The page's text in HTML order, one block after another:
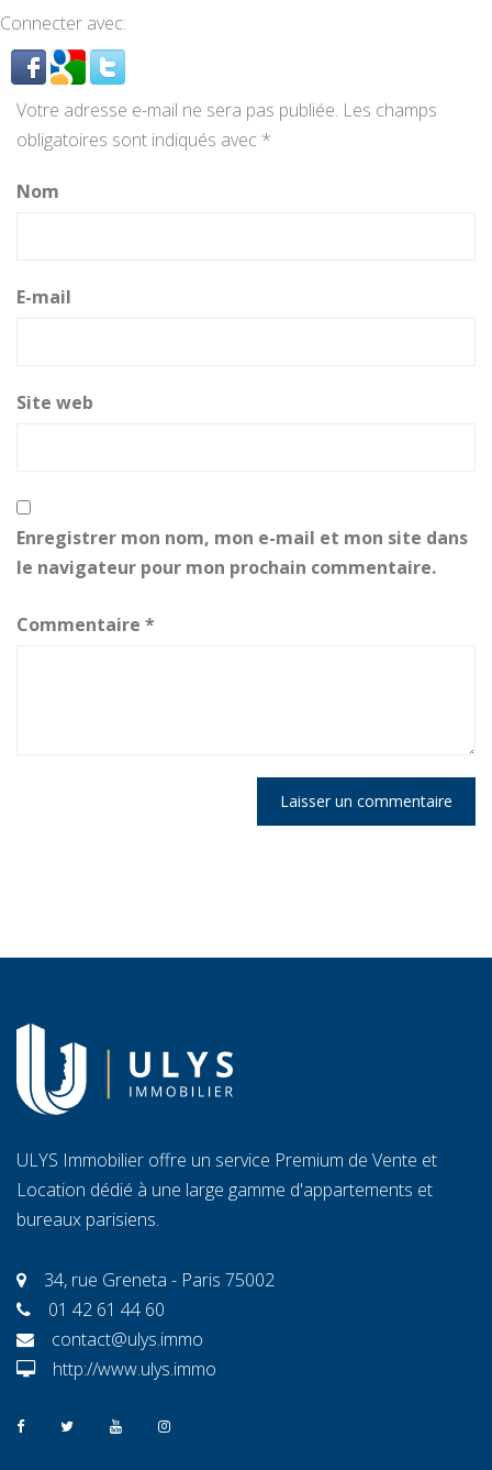
Connecter avec:
Votre adresse e-mail ne sera pas publiée. Les champs
obligatoires sont indiqués avec *
Nom
E-mail
Site web
Enregistrer mon nom, mon e-mail et mon site dans
le navigateur pour mon prochain commentaire.
Commentaire *
ULYS Immobilier offre un service Premium de Vente et
Location dédié à une large gamme d'appartements et
bureaux parisiens.
34, rue Greneta - Paris 75002
01 42 61 44 60
contact@ulys.immo
http://www.ulys.immo